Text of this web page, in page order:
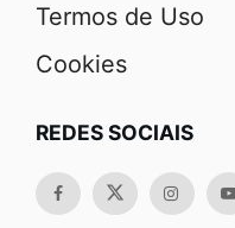
Termos de Uso
Cookies
REDES SOCIAIS